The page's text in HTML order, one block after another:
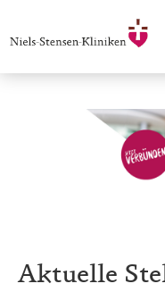
Aktuelle